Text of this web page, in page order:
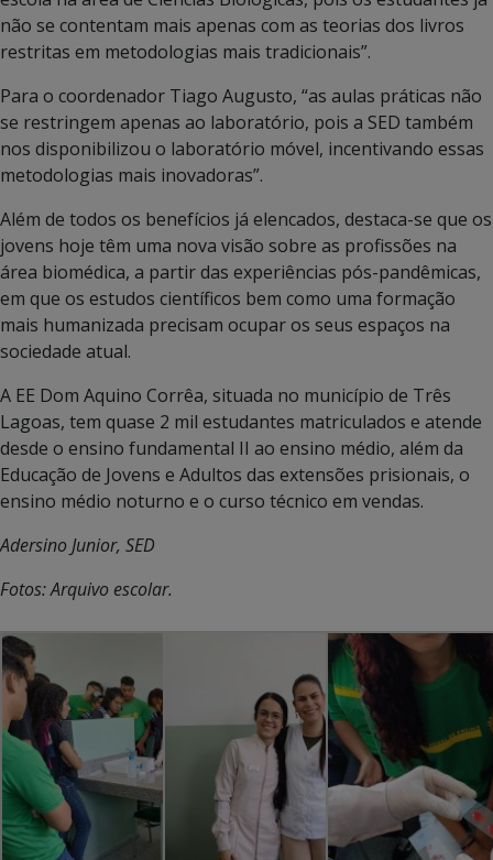
não se contentam mais apenas com as teorias dos livros
restritas em metodologias mais tradicionais”.
Para o coordenador Tiago Augusto, “as aulas práticas não
se restringem apenas ao laboratório, pois a SED também
nos disponibilizou o laboratório móvel, incentivando essas
metodologias mais inovadoras”.
Além de todos os benefícios já elencados, destaca-se que os
jovens hoje têm uma nova visão sobre as profissões na
área biomédica, a partir das experiências pós-pandêmicas,
em que os estudos científicos bem como uma formação
mais humanizada precisam ocupar os seus espaços na
sociedade atual.
A EE Dom Aquino Corrêa, situada no município de Três
Lagoas, tem quase 2 mil estudantes matriculados e atende
desde o ensino fundamental II ao ensino médio, além da
Educação de Jovens e Adultos das extensões prisionais, o
ensino médio noturno e o curso técnico em vendas.
Adersino Junior, SED
Fotos: Arquivo escolar.